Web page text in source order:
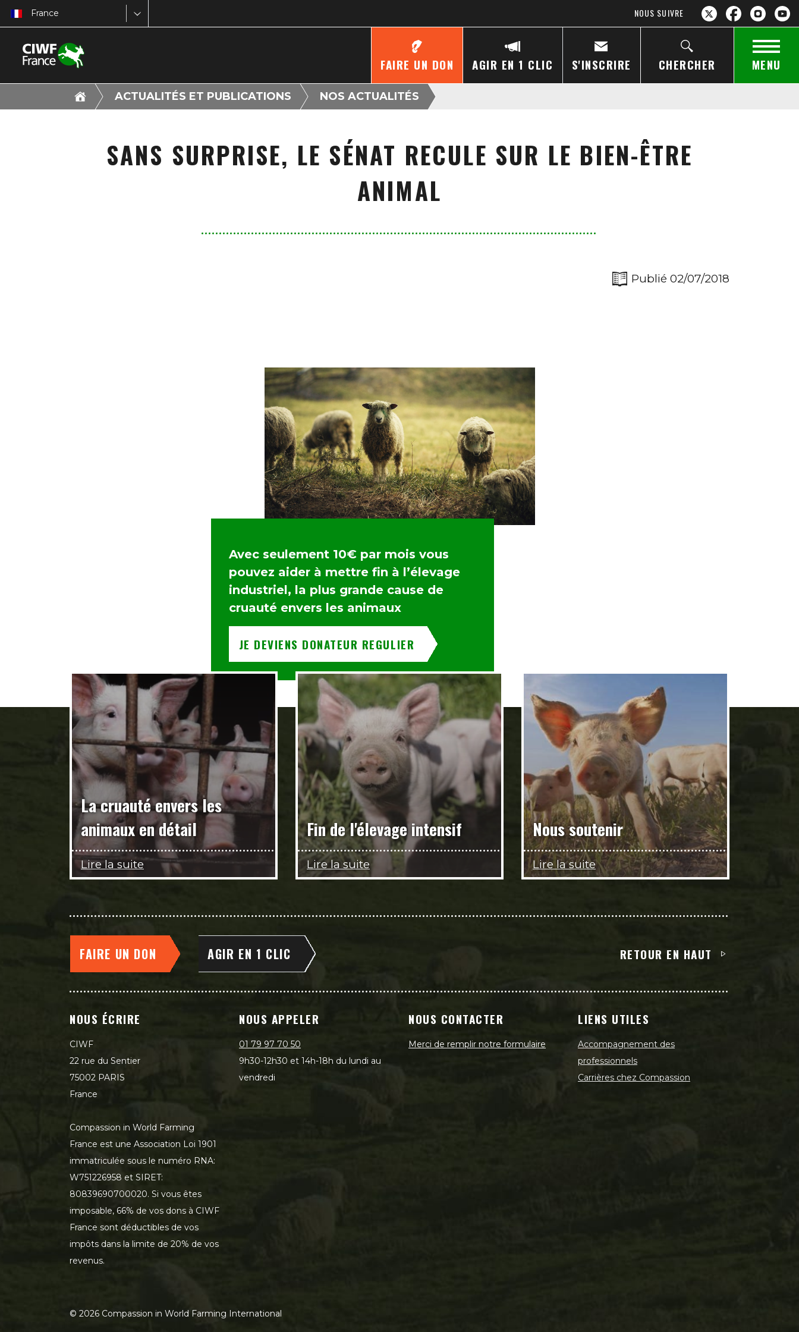
France NOUS SUIVRE
FAIRE UN DON AGIR EN 1 CLIC S'INSCRIRE CHERCHER MENU
ACTUALITÉS ET PUBLICATIONS NOS ACTUALITÉS
SANS SURPRISE, LE SÉNAT RECULE SUR LE BIEN-ÊTRE
ANIMAL
Publié 02/07/2018
Avec seulement 10€ par mois vous
pouvez aider à mettre fin à l’élevage
industriel, la plus grande cause de
cruauté envers les animaux
JE DEVIENS DONATEUR REGULIER
La cruauté envers les
animaux en détail
Lire la suite
Fin de l'élevage intensif
Lire la suite
Nous soutenir
Lire la suite
FAIRE UN DON AGIR EN 1 CLIC RETOUR EN HAUT
NOUS ÉCRIRE
CIWF
22 rue du Sentier
75002 PARIS
France
Compassion in World Farming
France est une Association Loi 1901
immatriculée sous le numéro RNA:
W751226958 et SIRET:
80839690700020. Si vous êtes
imposable, 66% de vos dons à CIWF
France sont déductibles de vos
impôts dans la limite de 20% de vos
revenus.
NOUS APPELER
01 79 97 70 50
9h30-12h30 et 14h-18h du lundi au
vendredi
NOUS CONTACTER
Merci de remplir notre formulaire
LIENS UTILES
Accompagnement des
professionnels
Carrières chez Compassion
© 2026 Compassion in World Farming International